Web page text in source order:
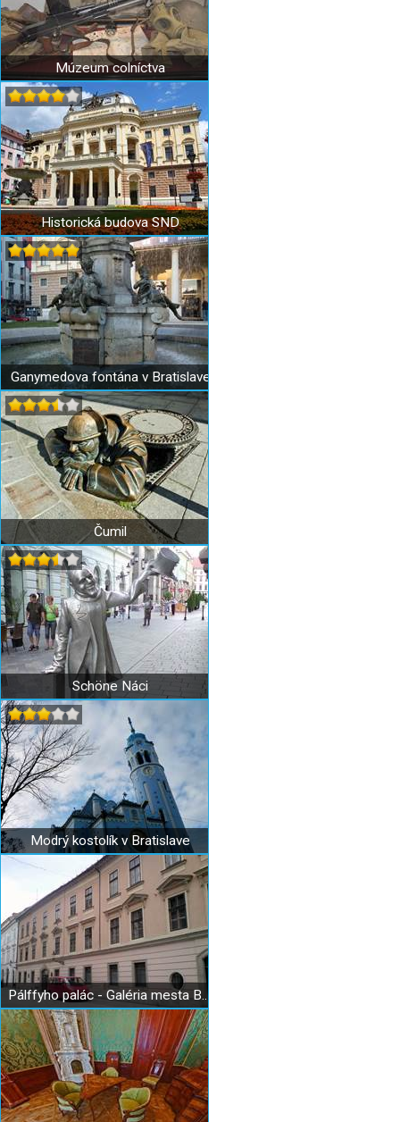
Múzeum colníctva
Historická budova SND
Ganymedova fontána v Bratislave
Čumil
Schöne Náci
Modrý kostolík v Bratislave
Pálffyho palác - Galéria mesta Bratislavy